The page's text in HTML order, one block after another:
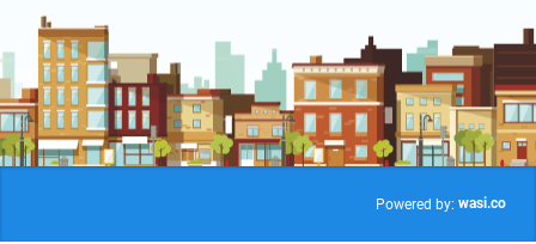
Powered by: wasi.co